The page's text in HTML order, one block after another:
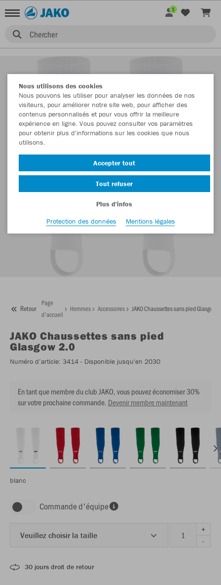
Chercher
1
Retour
Page
d'accueil
Hommes Accessoires JAKO Chaussettes sans pied Glasgow
JAKO Chaussettes sans pied
Glasgow 2.0
Numéro d’article: 3414 - Disponible jusqu'en 2030
En tant que membre du club JAKO, vous pouvez économiser 30%
sur votre prochaine commande. Devenir membre maintenant
blanc
Commande d'équipe
Veuillez choisir la taille
+
-
30 jours droit de retour
Nous utilisons des cookies
Nous pouvons les utiliser pour analyser les données de nos
visiteurs, pour améliorer notre site web, pour afficher des
contenus personnalisés et pour vous offrir la meilleure
expérience en ligne. Vous pouvez consulter vos paramètres
pour obtenir plus d'informations sur les cookies que nous
utilisons.
Accepter tout
Tout refuser
Plus d'infos
Protection des données
Mentions légales